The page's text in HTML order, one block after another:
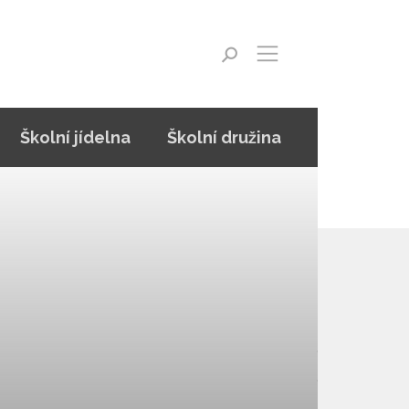
Školní jídelna Školní družina